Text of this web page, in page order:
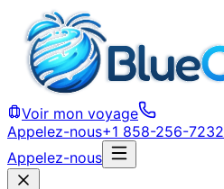
Voir mon voyage
Appelez-nous+1 858-256-7232
Appelez-nous